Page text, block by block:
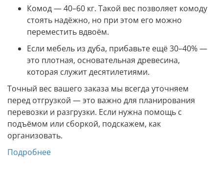
Комод — 40–60 кг. Такой вес позволяет комоду
стоять надёжно, но при этом его можно
переместить вдвоём.
Если мебель из дуба, прибавьте ещё 30–40% —
это плотная, основательная древесина,
которая служит десятилетиями.
Точный вес вашего заказа мы всегда уточняем
перед отгрузкой — это важно для планирования
перевозки и разгрузки. Если нужна помощь с
подъёмом или сборкой, подскажем, как
организовать.
Подробнее